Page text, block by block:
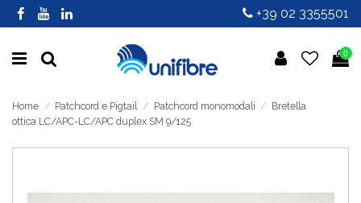
+39 02 3355501
0
Home Patchcord e Pigtail Patchcord monomodali
Bretella
ottica LC/APC-LC/APC duplex SM 9/125